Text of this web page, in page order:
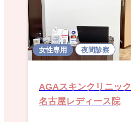
女性専用 夜間診察
AGAスキンクリニック
名古屋レディース院